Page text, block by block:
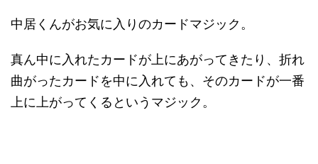
中居くんがお気に入りのカードマジック 。
真ん中に入れたカードが上にあがってきたり、折れ
曲がったカードを中に入れても、そのカードが一番
上に上がってくるというマジック。